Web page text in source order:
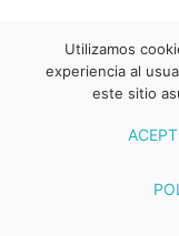
Utilizamos
experiencia al
este sitio